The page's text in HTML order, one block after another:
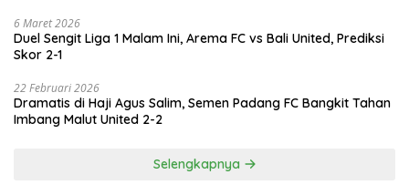
6 Maret 2026
Duel Sengit Liga 1 Malam Ini, Arema FC vs Bali United, Prediksi
Skor 2-1
22 Februari 2026
Dramatis di Haji Agus Salim, Semen Padang FC Bangkit Tahan
Imbang Malut United 2-2
Selengkapnya